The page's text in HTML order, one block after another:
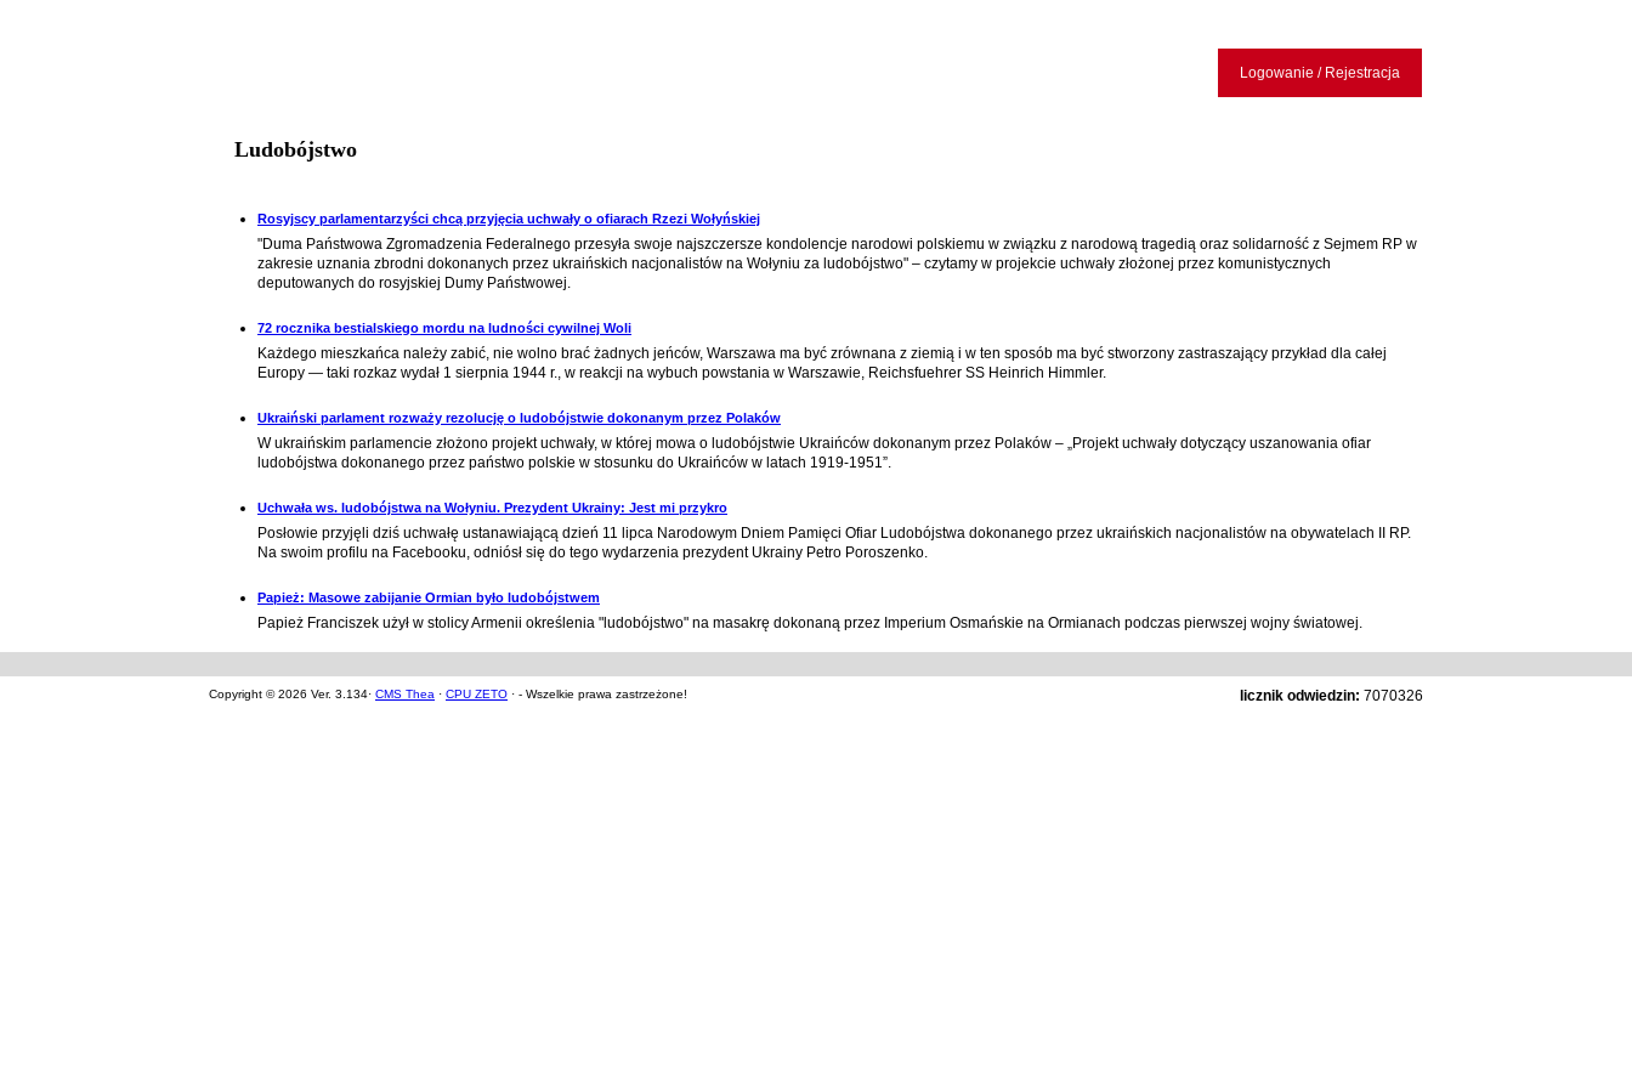
Logowanie / Rejestracja
Ludobójstwo
Rosyjscy parlamentarzyści chcą przyjęcia uchwały o ofiarach Rzezi Wołyńskiej
"Duma Państwowa Zgromadzenia Federalnego przesyła swoje najszczersze kondolencje narodowi polskiemu w związku z narodową tragedią oraz solidarność z Sejmem RP w
zakresie uznania zbrodni dokonanych przez ukraińskich nacjonalistów na Wołyniu za ludobójstwo" – czytamy w projekcie uchwały złożonej przez komunistycznych
deputowanych do rosyjskiej Dumy Państwowej.
72 rocznika bestialskiego mordu na ludności cywilnej Woli
Każdego mieszkańca należy zabić, nie wolno brać żadnych jeńców, Warszawa ma być zrównana z ziemią i w ten sposób ma być stworzony zastraszający przykład dla całej
Europy — taki rozkaz wydał 1 sierpnia 1944 r., w reakcji na wybuch powstania w Warszawie, Reichsfuehrer SS Heinrich Himmler.
Ukraiński parlament rozważy rezolucję o ludobójstwie dokonanym przez Polaków
W ukraińskim parlamencie złożono projekt uchwały, w której mowa o ludobójstwie Ukraińców dokonanym przez Polaków – „Projekt uchwały dotyczący uszanowania ofiar
ludobójstwa dokonanego przez państwo polskie w stosunku do Ukraińców w latach 1919-1951”.
Uchwała ws. ludobójstwa na Wołyniu. Prezydent Ukrainy: Jest mi przykro
Posłowie przyjęli dziś uchwałę ustanawiającą dzień 11 lipca Narodowym Dniem Pamięci Ofiar Ludobójstwa dokonanego przez ukraińskich nacjonalistów na obywatelach II RP.
Na swoim profilu na Facebooku, odniósł się do tego wydarzenia prezydent Ukrainy Petro Poroszenko.
Papież: Masowe zabijanie Ormian było ludobójstwem
Papież Franciszek użył w stolicy Armenii określenia "ludobójstwo" na masakrę dokonaną przez Imperium Osmańskie na Ormianach podczas pierwszej wojny światowej.
Copyright © 2026 Ver. 3.134· CMS Thea · CPU ZETO · - Wszelkie prawa zastrzeżone! licznik odwiedzin: 7070326